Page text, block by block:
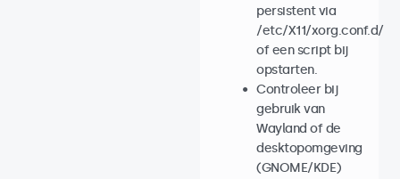
persistent via
/etc/X11/xorg.conf.d/
of een script bij
opstarten.
Controleer bij
gebruik van
Wayland of de
desktopomgeving
(GNOME/KDE)